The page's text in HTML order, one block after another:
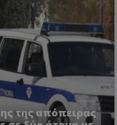
της απόπειρας
YouTube
.youtube.com